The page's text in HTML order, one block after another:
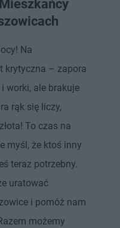
Na
krytyczna – zapora
worki, ale brakuje
rąk się liczy,
To czas na
myśl, że ktoś inny
teraz potrzebny.
uratować
i pomóż nam
możemy